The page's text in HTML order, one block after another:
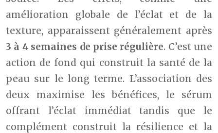
amélioration globale de l’éclat et de la
texture, apparaissent généralement après
3 à 4 semaines de prise régulière. C’est une
action de fond qui construit la santé de la
peau sur le long terme. L’association des
deux maximise les bénéfices, le sérum
offrant l’éclat immédiat tandis que le
complément construit la résilience et la